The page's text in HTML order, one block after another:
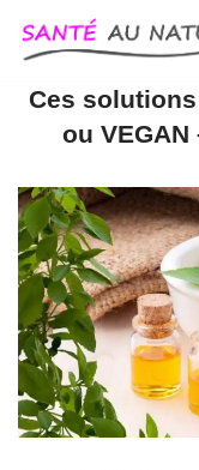
Aller
au
Ces
ou